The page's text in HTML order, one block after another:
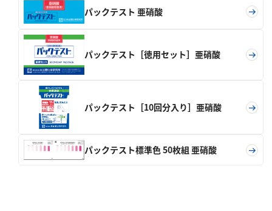
パックテスト 亜硝酸
パックテスト［徳用セット］亜硝酸
パックテスト［10回分入り］亜硝酸
パックテスト標準色 50枚組 亜硝酸
亜塩素酸ナトリウム
二酸化塩素
遊離残留塩素
総残留塩素
硫黄
硫化物（硫化水素）
亜硫酸